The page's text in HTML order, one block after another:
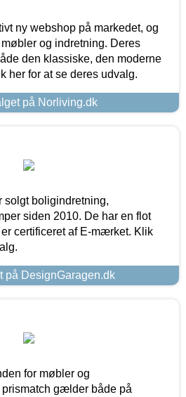
ny webshop på markedet, og
og indretning. Deres
den klassiske, den moderne
her for at se deres udvalg.
på Norliving.dk
solgt boligindretning,
siden 2010. De har en flot
certificeret af E-mærket. Klik
på DesignGaragen.dk
for møbler og
gælder både på